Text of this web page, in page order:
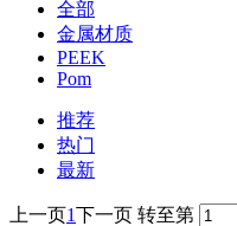
全部
金属材质
PEEK
Pom
推荐
热门
最新
上一页1下一页 转至第